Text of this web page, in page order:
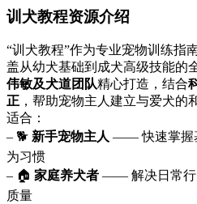
训犬教程资源介绍
“训犬教程”作为专业宠物训练指
盖从幼犬基础到成犬高级技能的
伟敏及犬道团队精心打造，结合
正 ，帮助宠物主人建立与爱犬的
适合：
– 🐕 新手宠物主人 —— 快速掌握
为习惯
– 🏠 家庭养犬者 —— 解决日常行
质量